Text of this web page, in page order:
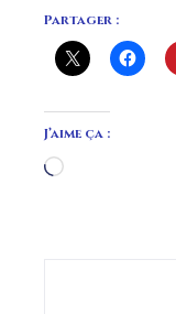
Partager :
J’aime ça :
Chargement…